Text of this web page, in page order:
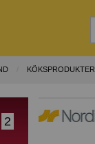
KÖKSPRODUKTER
2